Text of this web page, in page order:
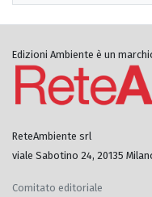
Edizioni Ambiente è un
ReteAmbiente srl
viale Sabotino 24, 20135
Comitato editoriale